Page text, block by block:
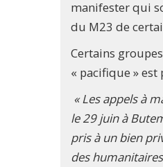
manifester qui
du M23 de
Certains
« pacifique »
« Les appels à
le 29 juin à
pris à un bien
des